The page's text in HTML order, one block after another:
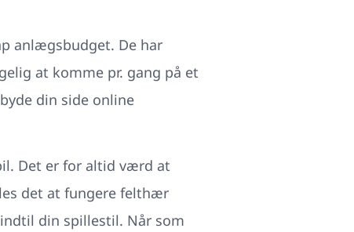
anlægsbudget. De har
at komme pr. gang på et
din side online
Det er for altid værd at
det at fungere felthær
din spillestil. Når som